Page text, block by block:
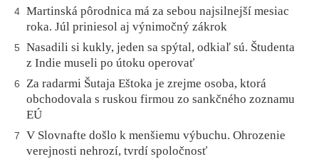
4 Martinská pôrodnica má za sebou najsilnejší mesiac
roka. Júl priniesol aj výnimočný zákrok
5
Nasadili si kukly, jeden sa spýtal, odkiaľ sú. Študenta
z Indie museli po útoku operovať
6
Za radarmi Šutaja Eštoka je zrejme osoba, ktorá
obchodovala s ruskou firmou zo sankčného zoznamu
EÚ
7
V Slovnafte došlo k menšiemu výbuchu. Ohrozenie
verejnosti nehrozí, tvrdí spoločnosť